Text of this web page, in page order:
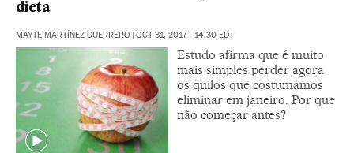
dieta
MAYTE MARTÍNEZ GUERRERO | OCT 31, 2017 - 14:30 EDT
Estudo afirma que é muito
mais simples perder agora
os quilos que costumamos
eliminar em janeiro. Por que
não começar antes?